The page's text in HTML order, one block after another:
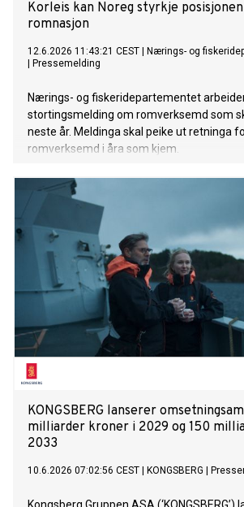
Korleis kan Noreg styrkje
romnasjon
12.6.2026 11:43:21 CEST
Nærings- og
Pressemelding
Nærings- og fiskeridepartementet
stortingsmelding om romverksemd som
neste år. Meldinga skal peike ut retninga
romverksemd i åra som kjem.
KONGSBERG lanserer
milliarder kroner i 2029 og 150
2033
10.6.2026 07:02:56 CEST KONGSBERG